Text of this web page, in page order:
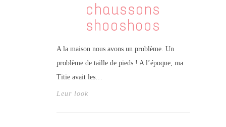
chaussons
shooshoos
A la maison nous avons un problème. Un
problème de taille de pieds ! A l’époque, ma
Titie avait les…
Leur look